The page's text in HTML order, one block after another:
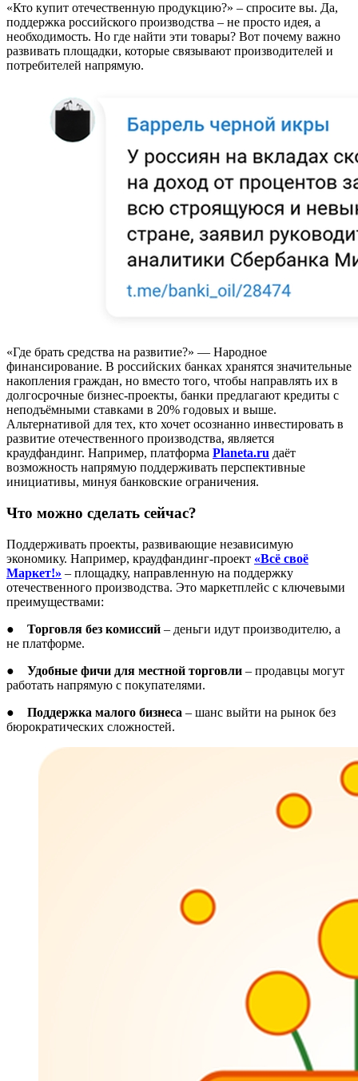
«Кто купит отечественную продукцию?» – спросите вы. Да,
поддержка российского производства – не просто идея, а
необходимость. Но где найти эти товары? Вот почему важно
развивать площадки, которые связывают производителей и
потребителей напрямую.
«Где брать средства на развитие?» — Народное
финансирование. В российских банках хранятся значительные
накопления граждан, но вместо того, чтобы направлять их в
долгосрочные бизнес-проекты, банки предлагают кредиты с
неподъёмными ставками в 20% годовых и выше.
Альтернативой для тех, кто хочет осознанно инвестировать в
развитие отечественного производства, является
краудфандинг. Например, платформа Planeta.ru даёт
возможность напрямую поддерживать перспективные
инициативы, минуя банковские ограничения.
Что можно сделать сейчас?
Поддерживать проекты, развивающие независимую
экономику. Например, краудфандинг-проект «Всё своё
Маркет!» – площадку, направленную на поддержку
отечественного производства. Это маркетплейс с ключевыми
преимуществами:
● Торговля без комиссий – деньги идут производителю, а
не платформе.
● Удобные фичи для местной торговли – продавцы могут
работать напрямую с покупателями.
● Поддержка малого бизнеса – шанс выйти на рынок без
бюрократических сложностей.